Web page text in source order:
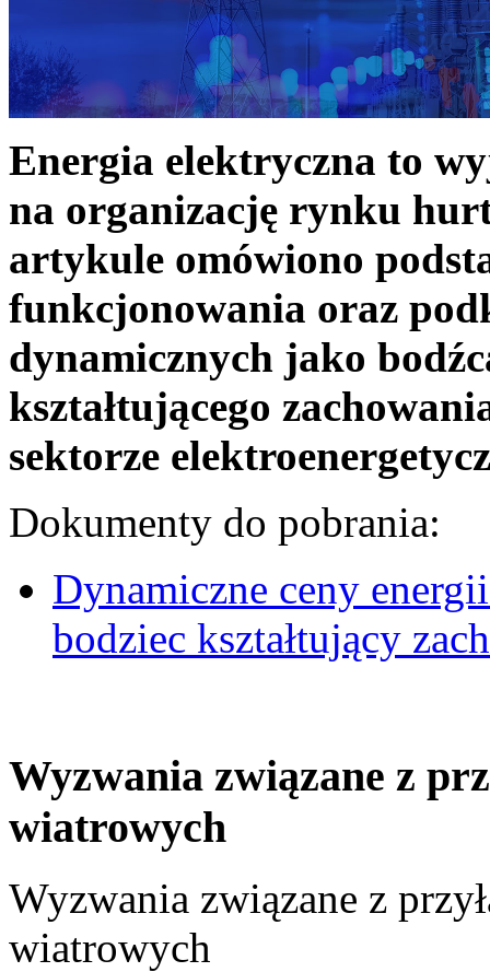
Energia elektryczna to
na organizację rynku
artykule omówiono
funkcjonowania oraz
dynamicznych jako
kształtującego
sektorze
Dokumenty do pobrania:
Dynamiczne ceny
bodziec kształtujący
Wyzwania związane z
wiatrowych
Wyzwania związane z
wiatrowych